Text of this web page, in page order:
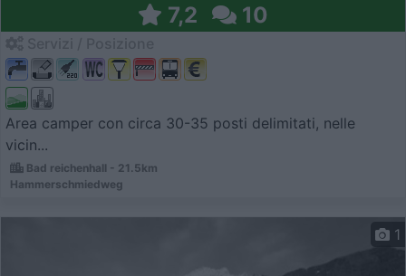
7,2 10
Area camper con circa 30-35 posti delimitati, nelle
vicin...
Bad reichenhall - 21.5km
Hammerschmiedweg
1